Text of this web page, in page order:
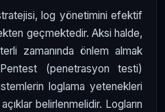
log yönetimini efektif
geçmektedir. Aksi halde,
zamanında önlem almak
(penetrasyon testi)
loglama yetenekleri
belirlenmelidir. Logların